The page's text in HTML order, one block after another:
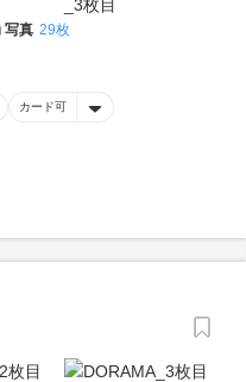
写真 29枚
カード可